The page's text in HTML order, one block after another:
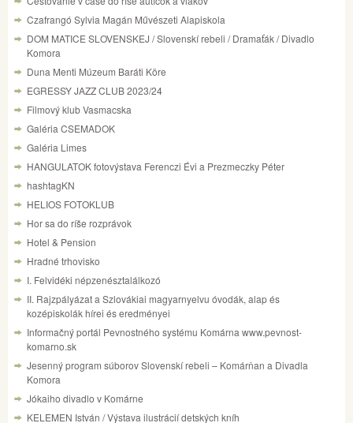
Czafrangó Sylvia Magán Művészeti Alapiskola
DOM MATICE SLOVENSKEJ / Slovenskí rebeli / Dramaťák / Divadlo
Komora
Duna Menti Múzeum Baráti Köre
EGRESSY JAZZ CLUB 2023/24
Filmový klub Vasmacska
Galéria CSEMADOK
Galéria Limes
HANGULATOK fotovýstava Ferenczi Évi a Prezmeczky Péter
hashtagKN
HELIOS FOTOKLUB
Hor sa do ríše rozprávok
Hotel & Pension
Hradné trhovisko
I. Felvidéki népzenésztalálkozó
II. Rajzpályázat a Szlovákiai magyarnyelvu óvodák, alap és
kozépiskolák hírei és eredményei
Informačný portál Pevnostného systému Komárna www.pevnost-
komarno.sk
Jesenný program súborov Slovenskí rebeli – Komárňan a Divadla
Komora
Jókaiho divadlo v Komárne
KELEMEN István / Výstava ilustrácií detských kníh